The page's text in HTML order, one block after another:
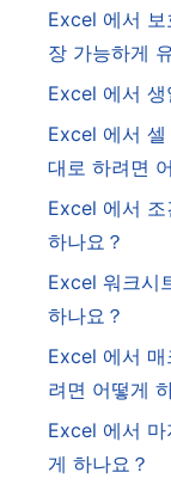
Excel 에서
장 가능하게
Excel 에서 생
Excel 에서
대로 하려면
Excel 에서 조
하나요？
Excel 워크시
하나요？
Excel 에서
려면 어떻게
Excel 에서
게 하나요？